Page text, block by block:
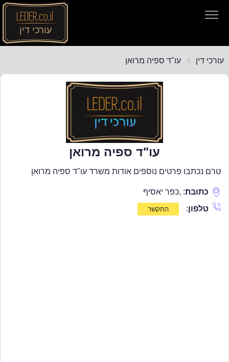
עורכי דין
עורכי דין
עורכי דין עו"ד ספיה מרואן
עו"ד ספיה מרואן
טרם נכתבו פרטים נוספים אודות משרד עו"ד ספיה מרואן
כתובת:
,כפר יאסיף
טלפון: